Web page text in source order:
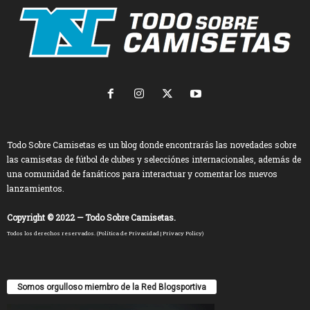
Todo Sobre Camisetas es un blog donde encontrarás las novedades sobre
las camisetas de fútbol de clubes y selecciónes internacionales, además de
una comunidad de fanáticos para interactuar y comentar los nuevos
lanzamientos.
Copyright © 2022 — Todo Sobre Camisetas.
Todos los derechos reservados. (Política de Privacidad | Privacy Policy)
Somos orgulloso miembro de la Red Blogsportiva